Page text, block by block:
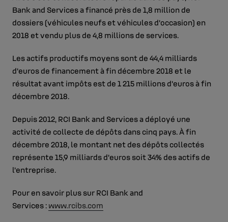
Bank and Services a financé près de 1,8 million de
dossiers (véhicules neufs et véhicules d’occasion) en
2018 et vendu plus de 4,8 millions de services.
Les actifs productifs moyens sont de 44,4 milliards
d’euros de financement à fin décembre 2018 et le
résultat avant impôts est de 1 215 millions d’euros à fin
décembre 2018.
Depuis 2012, RCI Bank and Services a déployé une
activité de collecte de dépôts dans cinq pays. À fin
décembre 2018, le montant net des dépôts collectés
représente 15,9 milliards d’euros soit 34% des actifs de
l’entreprise.
Pour en savoir plus sur RCI Bank and
Services : www.rcibs.com